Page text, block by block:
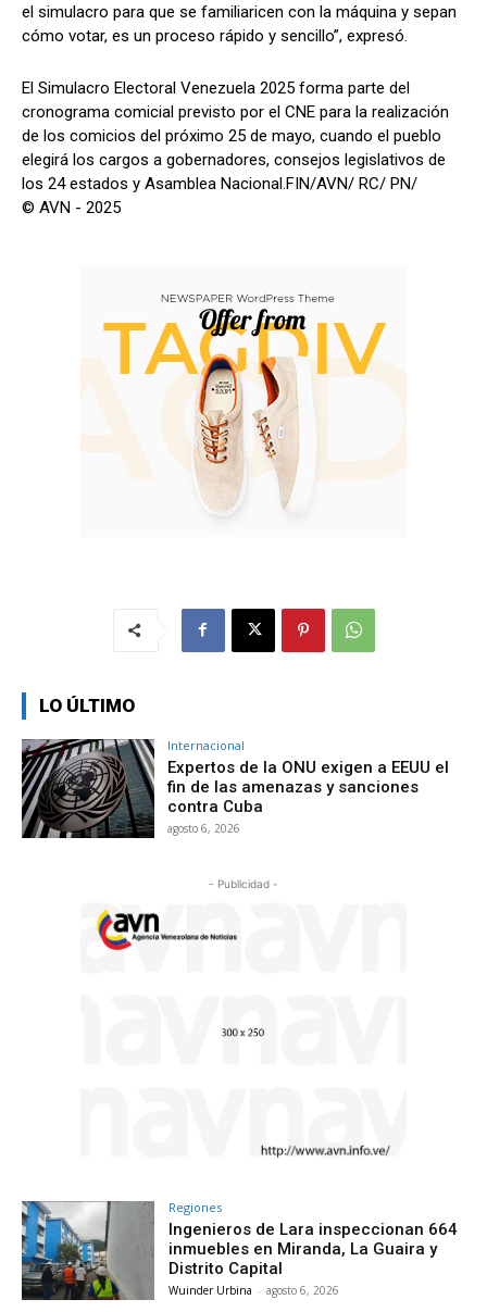
el simulacro para que se familiaricen con la máquina y sepan
cómo votar, es un proceso rápido y sencillo”, expresó.
El Simulacro Electoral Venezuela 2025 forma parte del
cronograma comicial previsto por el CNE para la realización
de los comicios del próximo 25 de mayo, cuando el pueblo
elegirá los cargos a gobernadores, consejos legislativos de
los 24 estados y Asamblea Nacional.FIN/AVN/ RC/ PN/
© AVN - 2025
LO ÚLTIMO
Internacional
Expertos de la ONU exigen a EEUU el
fin de las amenazas y sanciones
contra Cuba
agosto 6, 2026
- Publicidad -
Regiones
Ingenieros de Lara inspeccionan 664
inmuebles en Miranda, La Guaira y
Distrito Capital
Wuinder Urbina - agosto 6, 2026